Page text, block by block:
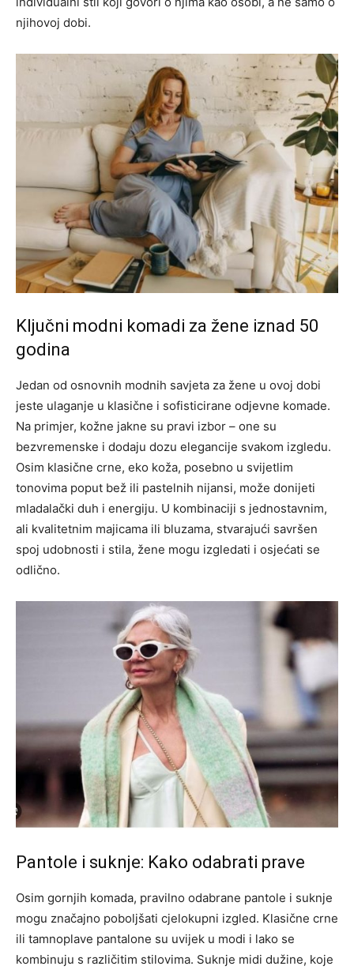
njihovoj dobi.
Ključni modni komadi za žene iznad 50
godina
Jedan od osnovnih modnih savjeta za žene u ovoj dobi
jeste ulaganje u klasične i sofisticirane odjevne komade.
Na primjer, kožne jakne su pravi izbor – one su
bezvremenske i dodaju dozu elegancije svakom izgledu.
Osim klasične crne, eko koža, posebno u svijetlim
tonovima poput bež ili pastelnih nijansi, može donijeti
mladalački duh i energiju. U kombinaciji s jednostavnim,
ali kvalitetnim majicama ili bluzama, stvarajući savršen
spoj udobnosti i stila, žene mogu izgledati i osjećati se
odlično.
Pantole i suknje: Kako odabrati prave
Osim gornjih komada, pravilno odabrane pantole i suknje
mogu značajno poboljšati cjelokupni izgled. Klasične crne
ili tamnoplave pantalone su uvijek u modi i lako se
kombinuju s različitim stilovima. Suknje midi dužine, koje